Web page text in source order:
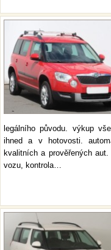
legálního původu. výkup
ihned a v hotovosti.
kvalitních a prověřených
vozu, kontrola…